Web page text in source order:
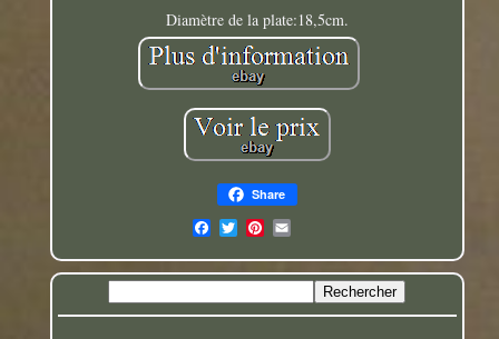
Diamètre de la plate:18,5cm.
Share